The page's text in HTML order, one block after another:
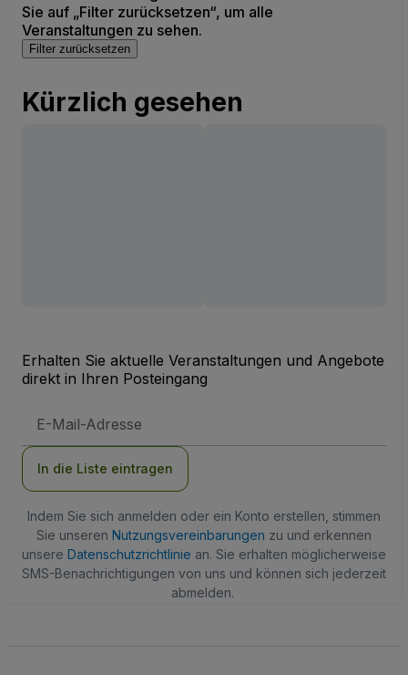
Sie auf „Filter zurücksetzen“, um alle
Veranstaltungen zu sehen.
Filter zurücksetzen
Kürzlich gesehen
Erhalten Sie aktuelle Veranstaltungen und Angebote
direkt in Ihren Posteingang
Mail-
In die Liste eintragen
Indem Sie sich anmelden oder ein Konto erstellen, stimmen
Sie unseren Nutzungsvereinbarungen zu und erkennen
unsere Datenschutzrichtlinie an. Sie erhalten möglicherweise
SMS-Benachrichtigungen von uns und können sich jederzeit
abmelden.